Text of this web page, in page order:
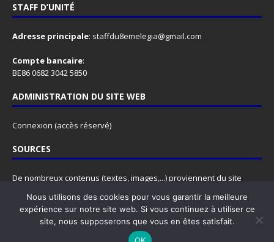
STAFF D’UNITÉ
Adresse principale: staffdu8emelegia@gmail.com
Compte bancaire:
BE86 0682 3042 5850
ADMINISTRATION DU SITE WEB
Connexion (accès réservé)
SOURCES
De nombreux contenus (textes, images,...) proviennent du site
N'hésitez pas à y faire un tour, ce site est rempli d'informations
super utiles, pour les animateurs comme pour les animés.
Nous utilisons des cookies pour vous garantir la meilleure
expérience sur notre site web. Si vous continuez à utiliser ce
site, nous supposerons que vous en êtes satisfait.
OK